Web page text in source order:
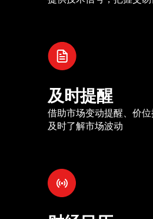
及时提醒
借助市场变动提醒、价
及时了解市场波动